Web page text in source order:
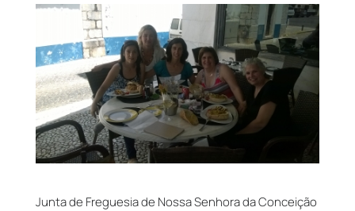
Junta de Freguesia de Nossa Senhora da Conceição